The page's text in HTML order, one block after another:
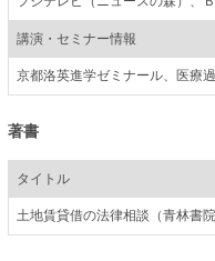
講演・セミナー情報
京都洛英進学ゼミナール、医療
著書
タイトル
土地賃貸借の法律相談（青林書院